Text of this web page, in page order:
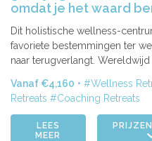
omdat je het waard
Dit holistische wellness-
favoriete bestemmingen ter
naar terugverlangt. Wereldwijd
Vanaf €4,160 Wellness
Retreats
Coaching Retreats
LEES
MEER